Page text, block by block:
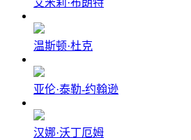
艾米莉·布朗特
温斯顿·杜克
亚伦·泰勒-约翰逊
汉娜·沃丁厄姆